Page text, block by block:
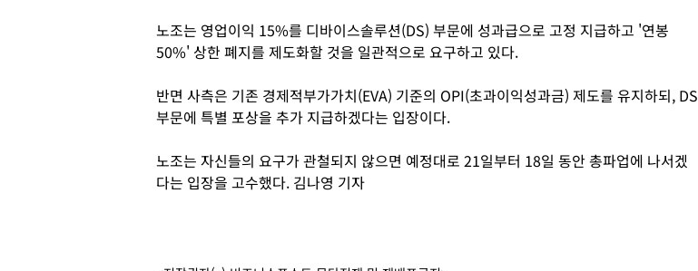
노조는 영업이익 15%를 디바이스솔루션(DS) 부문에 성과급으로 고정 지급하고 '연봉
50%' 상한 폐지를 제도화할 것을 일관적으로 요구하고 있다.
반면 사측은 기존 경제적부가가치(EVA) 기준의 OPI(초과이익성과금) 제도를 유지하되, DS
부문에 특별 포상을 추가 지급하겠다는 입장이다.
노조는 자신들의 요구가 관철되지 않으면 예정대로 21일부터 18일 동안 총파업에 나서겠
다는 입장을 고수했다. 김나영 기자